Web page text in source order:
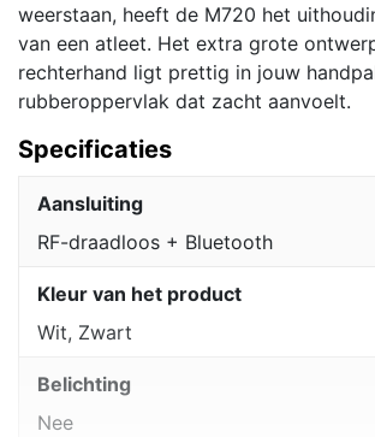
weerstaan, heeft de M720 het
van een atleet. Het extra grote
rechterhand ligt prettig in jouw
rubberoppervlak dat zacht aanvoelt.
Specificaties
Aansluiting
RF-draadloos + Bluetooth
Kleur van het product
Wit, Zwart
Belichting
Nee